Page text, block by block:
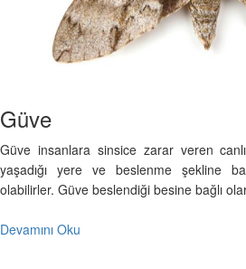
Güve
Güve insanlara sinsice zarar veren
yaşadığı yere ve beslenme şekline
olabilirler. Güve beslendiği besine bağlı
Devamını Oku